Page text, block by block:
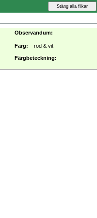
Observandum:
Färg: röd & vit
Färgbeteckning: